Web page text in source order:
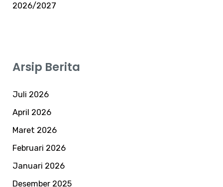
2026/2027
Arsip Berita
Juli 2026
April 2026
Maret 2026
Februari 2026
Januari 2026
Desember 2025